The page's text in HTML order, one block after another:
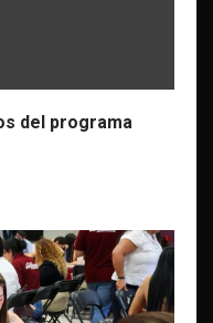
del programa